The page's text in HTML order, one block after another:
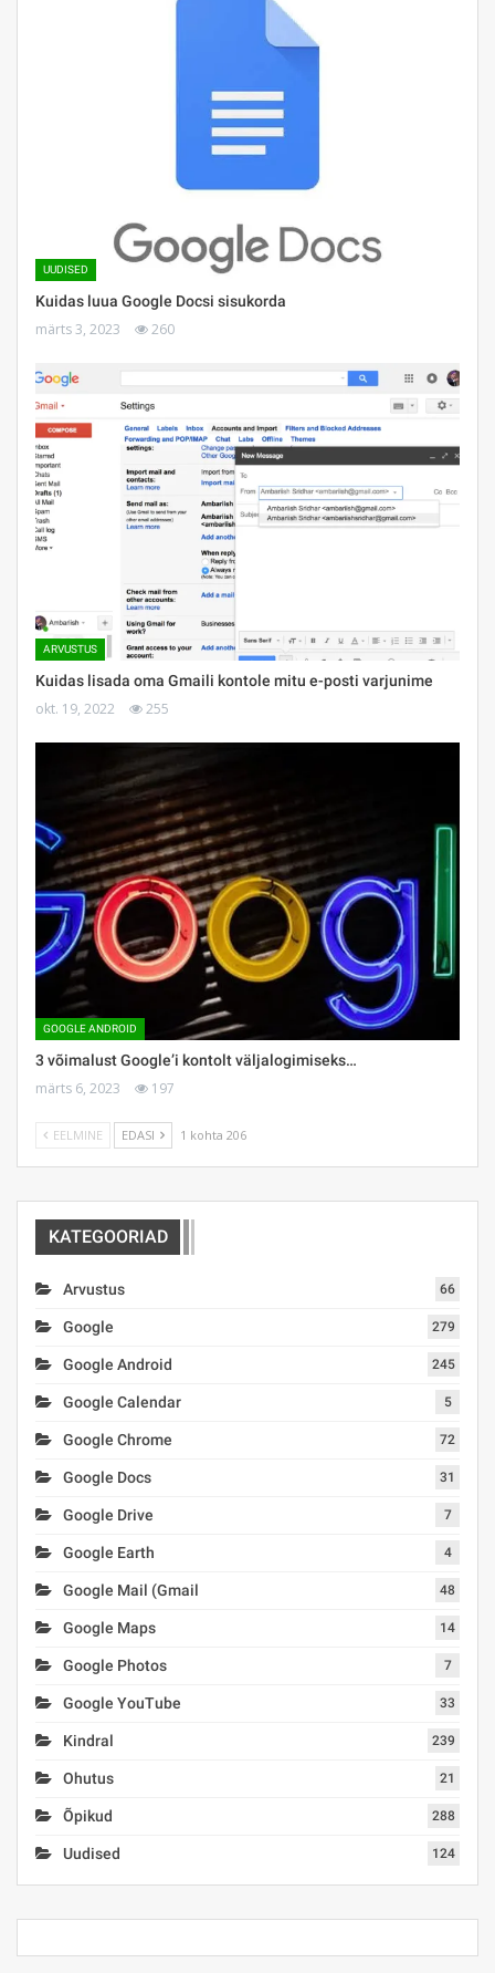
UUDISED
Kuidas luua Google Docsi sisukorda
märts 3, 2023 260
ARVUSTUS
Kuidas lisada oma Gmaili kontole mitu e-posti varjunime
okt. 19, 2022 255
GOOGLE ANDROID
3 võimalust Google’i kontolt väljalogimiseks…
märts 6, 2023 197
EELMINE EDASI 1 kohta 206
KATEGOORIAD
Arvustus 66
Google 279
Google Android 245
Google Calendar 5
Google Chrome 72
Google Docs 31
Google Drive 7
Google Earth 4
Google Mail (Gmail 48
Google Maps 14
Google Photos 7
Google YouTube 33
Kindral 239
Ohutus 21
Õpikud 288
Uudised 124